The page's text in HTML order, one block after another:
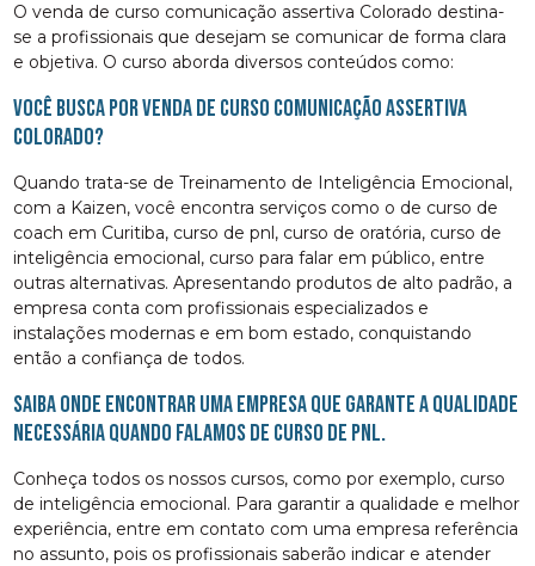
O venda de curso comunicação assertiva Colorado destina-
se a profissionais que desejam se comunicar de forma clara
e objetiva. O curso aborda diversos conteúdos como:
Você busca por venda de curso comunicação assertiva
Colorado?
Quando trata-se de Treinamento de Inteligência Emocional,
com a Kaizen, você encontra serviços como o de curso de
coach em Curitiba, curso de pnl, curso de oratória, curso de
inteligência emocional, curso para falar em público, entre
outras alternativas. Apresentando produtos de alto padrão, a
empresa conta com profissionais especializados e
instalações modernas e em bom estado, conquistando
então a confiança de todos.
Saiba onde encontrar uma empresa que garante a qualidade
necessária quando falamos de curso de pnl.
Conheça todos os nossos cursos, como por exemplo, curso
de inteligência emocional. Para garantir a qualidade e melhor
experiência, entre em contato com uma empresa referência
no assunto, pois os profissionais saberão indicar e atender